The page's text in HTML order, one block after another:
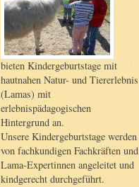
bieten Kindergeburtstage mit
hautnahen Natur- und Tiererlebnis
(Lamas) mit
erlebnispädagogischen
Hintergrund an.
Unsere Kindergeburtstage werden
von fachkundigen Fachkräften und
Lama-Expertinnen angeleitet und
kindgerecht durchgeführt.